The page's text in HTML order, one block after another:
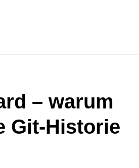
– warum
Git-Historie